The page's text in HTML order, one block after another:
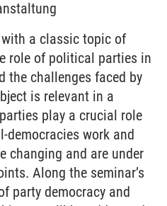
a classic topic of
role of political parties in
the challenges faced by
is relevant in a
play a crucial role
democracies work and
changing and are under
Along the seminar’s
party democracy and